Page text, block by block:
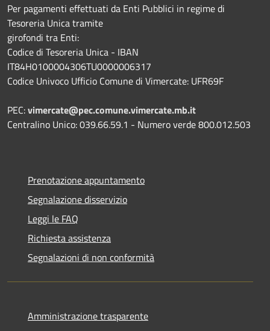
Per pagamenti effettuati da Enti Pubblici in regime di
Tesoreria Unica tramite
girofondi tra Enti:
Codice di Tesoreria Unica - IBAN
IT84H0100004306TU0000006317
Codice Univoco Ufficio Comune di Vimercate: UFR69F
PEC:vimercate@pec.comune.vimercate.mb.it
Centralino Unico: 039.66.59.1 - Numero verde 800.012.503
Prenotazione appuntamento
Segnalazione disservizio
Leggi le FAQ
Richiesta assistenza
Segnalazioni di non conformità
Amministrazione trasparente